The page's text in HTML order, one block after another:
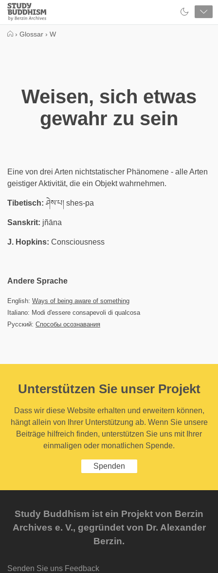
Close
Study
Buddhism
› Glossar › W
Weisen, sich etwas
gewahr zu sein
Eine von drei Arten nichtstatischer Phänomene - alle Arten
geistiger Aktivität, die ein Objekt wahrnehmen.
Tibetisch: ཤེས་པ། shes-pa
Sanskrit: jñāna
J. Hopkins: Consciousness
Andere Sprache
English: Ways of being aware of something
Italiano: Modi d'essere consapevoli di qualcosa
Русский: Способы осознавания
Unterstützen Sie unser Projekt
Dass wir diese Website erhalten und erweitern können,
hängt allein von Ihrer Unterstützung ab. Wenn Sie unsere
Beiträge hilfreich finden, unterstützen Sie uns mit Ihrer
einmaligen oder monatlichen Spende.
Spenden
Study Buddhism ist ein Projekt von Berzin
Archives e. V., gegründet von Dr. Alexander
Berzin.
Senden Sie uns Feedback